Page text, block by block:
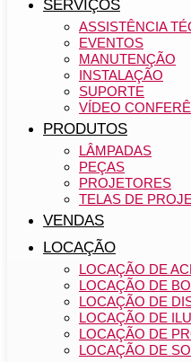
SERVIÇOS
ASSISTÊNCIA
EVENTOS
MANUTENÇÃO
INSTALAÇÃO
SUPORTE
VÍDEO
PRODUTOS
LÂMPADAS
PEÇAS
PROJETORES
TELAS DE
VENDAS
LOCAÇÃO
LOCAÇÃO DE
LOCAÇÃO DE
LOCAÇÃO DE
LOCAÇÃO DE
LOCAÇÃO DE
LOCAÇÃO DE